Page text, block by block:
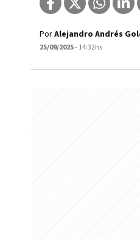
PorAlejandro Andrés
25/09/2025- 14:32hs